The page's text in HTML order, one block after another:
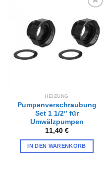
Wunschliste
hinzufügen
HEIZUNG
Pumpenverschraubung
Set 1 1/2″ für
Umwälzpumpen
11,40 €
IN DEN WARENKORB